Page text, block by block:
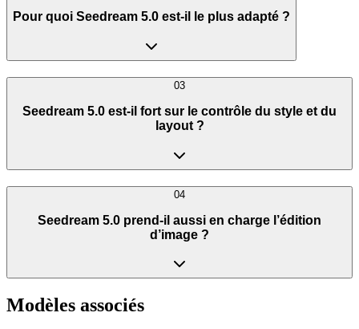
Pour quoi Seedream 5.0 est-il le plus adapté ?
03
Seedream 5.0 est-il fort sur le contrôle du style et du
layout ?
04
Seedream 5.0 prend-il aussi en charge l’édition
d’image ?
Modèles associés